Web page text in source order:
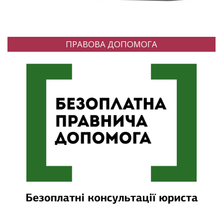
ПРАВОВА ДОПОМОГА